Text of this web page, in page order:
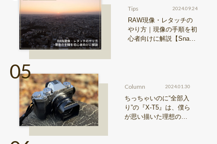
Tips 2024.09.24
RAW現像・レタッチの
やり方｜現像の手順を初
心者向けに解説【Snap
Column 2024.01.30
ちっちゃいのに“全部入
り”の『X-T5』は、僕ら
が思い描いた理想の写